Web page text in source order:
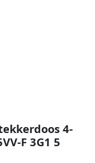
4-
F 3G1 5